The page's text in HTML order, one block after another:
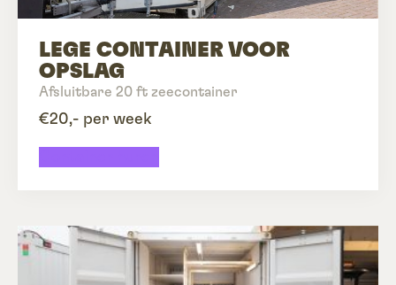
LEGE CONTAINER VOOR
OPSLAG
Afsluitbare 20 ft zeecontainer
€20,- per week